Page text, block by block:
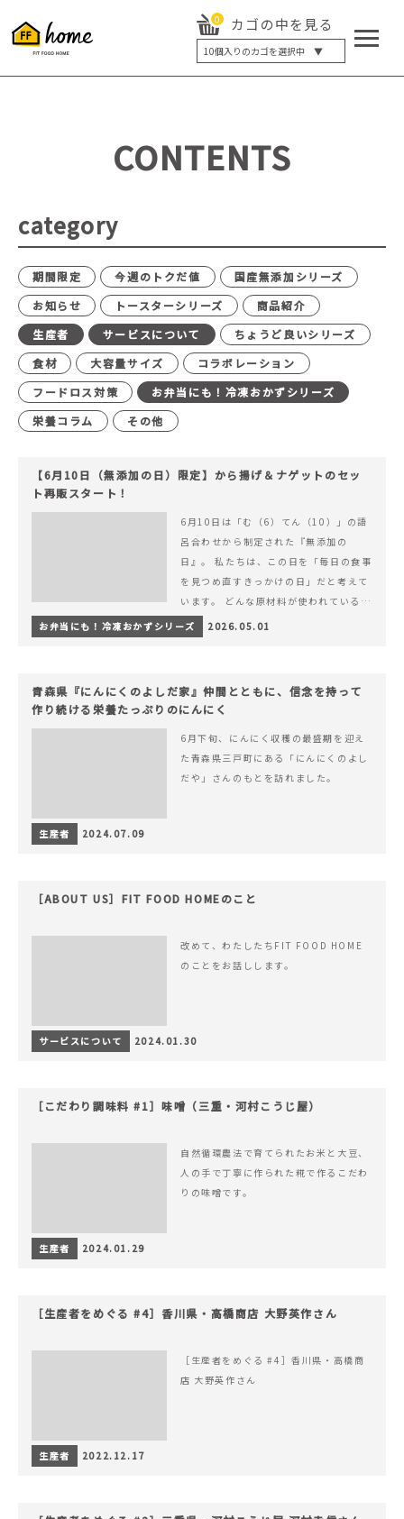
0 カゴの中を見る
10個入りのカゴを選択中 ▼
5個入り
20個入り
最大12%OFF
CONTENTS
category
期間限定 今週のトクだ値
国産無添加シリーズ
お知らせ
トースターシリーズ
商品紹介
生産者
サービスについて
ちょうど良いシリーズ
食材
大容量サイズ
コラボレーション
フードロス対策
お弁当にも！冷凍おかずシリーズ
栄養コラム
その他
【6月10日（無添加の日）限定】から揚げ＆ナゲットのセッ
ト再販スタート！
6月10日は「む（6）てん（10）」の語
呂合わせから制定された『無添加の
日』。 私たちは、この日を「毎日の食事
を見つめ直すきっかけの日」だと考えて
います。 どんな原材料が使われているの
か。 どのようにつくられているのか。&
hellip; 続きを読む 【6月10日（無添加
お弁当にも！冷凍おかずシリーズ 2026.05.01
青森県『にんにくのよしだ家』仲間とともに、信念を持って
作り続ける栄養たっぷりのにんにく
6月下旬、にんにく収穫の最盛期を迎え
た青森県三戸町にある「にんにくのよし
だや」さんのもとを訪れました。
生産者 2024.07.09
［ABOUT US］FIT FOOD HOMEのこと
改めて、わたしたちFIT FOOD HOME
のことをお話しします。
サービスについて 2024.01.30
［こだわり調味料 #1］味噌（三重・河村こうじ屋）
自然循環農法で育てられたお米と大豆、
人の手で丁寧に作られた糀で作るこだわ
りの味噌です。
生産者 2024.01.29
［生産者をめぐる #4］香川県・高橋商店 大野英作さん
［生産者をめぐる #4］香川県・高橋商
店 大野英作さん
生産者 2022.12.17